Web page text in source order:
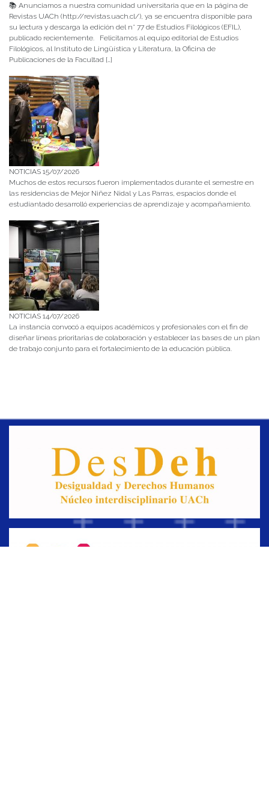
📚 Anunciamos a nuestra comunidad universitaria que en la página de
Revistas UACh (http://revistas.uach.cl/), ya se encuentra disponible para
su lectura y descarga la edición del n° 77 de Estudios Filológicos (EFIL),
publicado recientemente. Felicitamos al equipo editorial de Estudios
Filológicos, al Instituto de Lingüística y Literatura, la Oficina de
Publicaciones de la Facultad […]
NOTICIAS 15/07/2026
Muchos de estos recursos fueron implementados durante el semestre en
las residencias de Mejor Niñez Nidal y Las Parras, espacios donde el
estudiantado desarrolló experiencias de aprendizaje y acompañamiento.
NOTICIAS 14/07/2026
La instancia convocó a equipos académicos y profesionales con el fin de
diseñar líneas prioritarias de colaboración y establecer las bases de un plan
de trabajo conjunto para el fortalecimiento de la educación pública.